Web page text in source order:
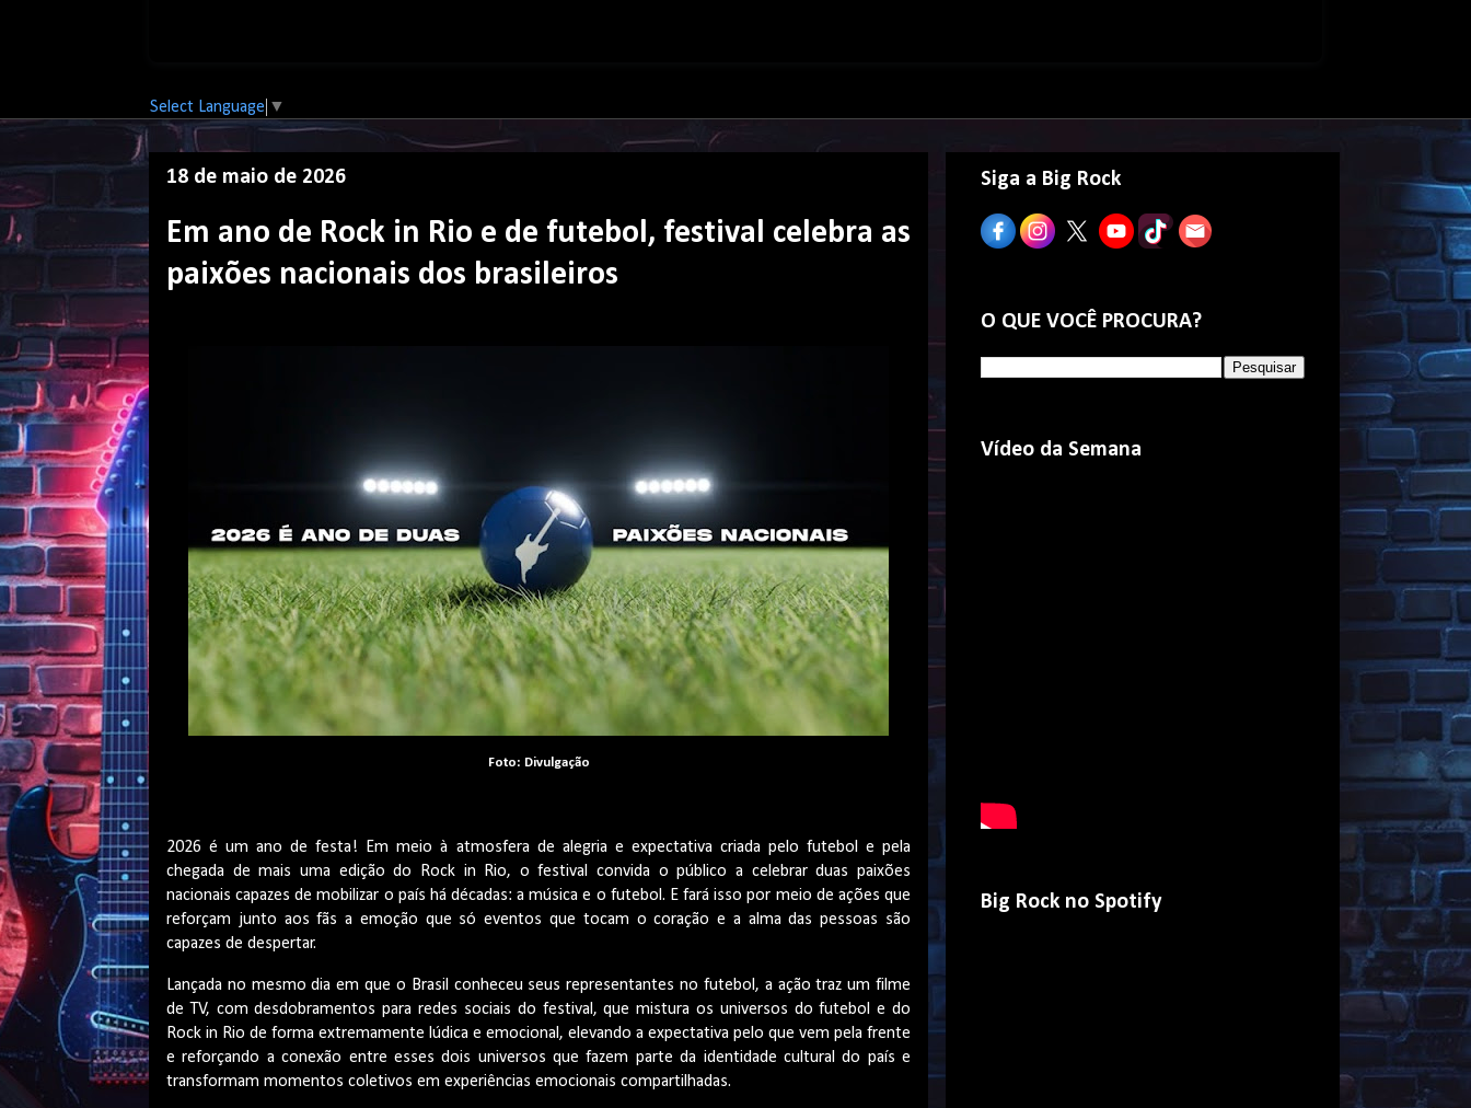
Select Language ▼
18 de maio de 2026
Em ano de Rock in Rio e de futebol, festival celebra as
paixões nacionais dos brasileiros
Foto: Divulgação
2026 é um ano de festa! Em meio à atmosfera de alegria e expectativa criada pelo futebol e pela
chegada de mais uma edição do Rock in Rio, o festival convida o público a celebrar duas paixões
nacionais capazes de mobilizar o país há décadas: a música e o futebol. E fará isso por meio de ações que
reforçam junto aos fãs a emoção que só eventos que tocam o coração e a alma das pessoas são
capazes de despertar.
Lançada no mesmo dia em que o Brasil conheceu seus representantes no futebol, a ação traz um filme
de TV, com desdobramentos para redes sociais do festival, que mistura os universos do futebol e do
Rock in Rio de forma extremamente lúdica e emocional, elevando a expectativa pelo que vem pela frente
e reforçando a conexão entre esses dois universos que fazem parte da identidade cultural do país e
transformam momentos coletivos em experiências emocionais compartilhadas.
Siga a Big Rock
O QUE VOCÊ PROCURA?
Vídeo da Semana
Big Rock no Spotify